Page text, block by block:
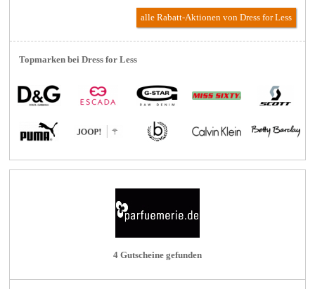
alle Rabatt-Aktionenvon Dress for Less
Topmarken bei Dress for Less
4 Gutscheine gefunden